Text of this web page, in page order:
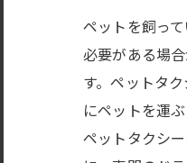
ペットを飼っ
必要がある場
す。ペットタ
にペットを運
ペットタクシ